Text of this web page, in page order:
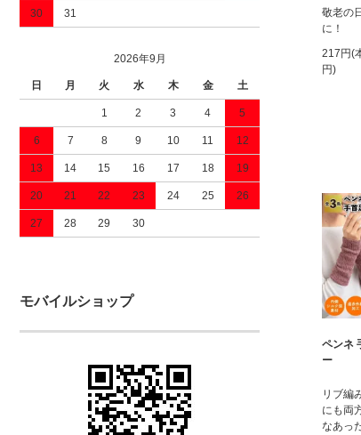
30 31
2026年9月
日 月 火 水 木 金 土
1 2 3 4 5
6 7 8 9 10 11 12
13 14 15 16 17 18 19
20 21 22 23 24 25 26
27 28 29 30
モバイルショップ
敬老の
に！
217円(
円)
ペンネ
ー
リブ編
にも両
なあっ